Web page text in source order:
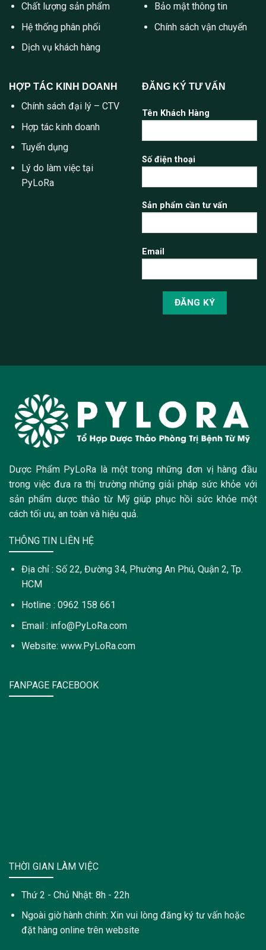
Chất lượng sản phẩm
Hệ thống phân phối
Dịch vụ khách hàng
Bảo mật thông tin
Chính sách vận chuyển
HỢP TÁC KINH DOANH
Chính sách đại lý – CTV
Hợp tác kinh doanh
Tuyển dụng
Lý do làm việc tại
PyLoRa
ĐĂNG KÝ TƯ VẤN
Tên Khách Hàng
Số điện thoại
Sản phẩm cần tư vấn
Email
Dược Phẩm PyLoRa là một trong những đơn vị hàng đầu
trong việc đưa ra thị trường những giải pháp sức khỏe với
sản phẩm dược thảo từ Mỹ giúp phục hồi sức khỏe một
cách tối ưu, an toàn và hiệu quả.
THÔNG TIN LIÊN HỆ
Địa chỉ : Số 22, Đường 34, Phường An Phú, Quận 2, Tp.
HCM
Hotline : 0962 158 661
Email : info@PyLoRa.com
Website: www.PyLoRa.com
FANPAGE FACEBOOK
THỜI GIAN LÀM VIỆC
Thứ 2 - Chủ Nhật: 8h - 22h
Ngoài giờ hành chính: Xin vui lòng đăng ký tư vấn hoặc
đặt hàng online trên website